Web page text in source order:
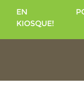
EN
KIOSQUE!